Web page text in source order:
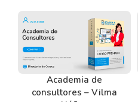
Preguntas
contactarnos usando el
Academia de
consultores – Vilma